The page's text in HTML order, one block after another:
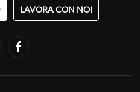
LAVORA CON NOI